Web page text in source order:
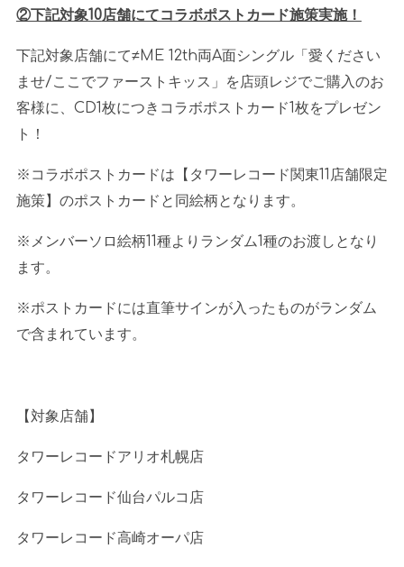
②下記対象10店舗にてコラボポストカード施策実施！
下記対象店舗にて≠ME 12th両A面シングル「愛ください
ませ/ここでファーストキッス」を店頭レジでご購入のお
客様に、 CD1枚につきコラボポストカード1枚をプレゼン
ト！
※コラボポストカードは【タワーレコード関東11 店舗限定
施策】のポストカードと同絵柄となります。
※メンバーソロ絵柄11種よりランダム1種のお渡しとなり
ます。
※ポストカードには直筆サインが入ったものがランダム
で含まれています。
【対象店舗】
タワーレコードアリオ札幌店
タワーレコード仙台パルコ店
タワーレコード高崎オーパ店